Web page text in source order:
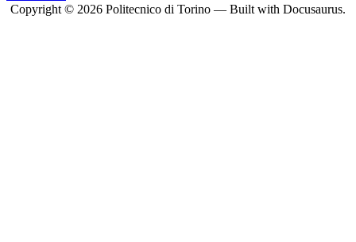
Copyright © 2026 Politecnico di Torino — Built with Docusaurus.